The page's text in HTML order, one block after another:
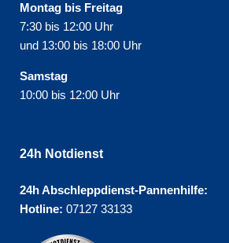
Montag bis Freitag
7:30 bis 12:00 Uhr
und 13:00 bis 18:00 Uhr
Samstag
10:00 bis 12:00 Uhr
24h Notdienst
24h Abschleppdienst-Pannenhilfe:
Hotline: 07127 33133